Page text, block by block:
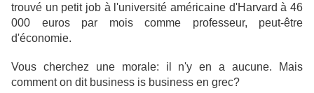
trouvé un petit job à l'université américaine d'Harvard à 46
000 euros par mois comme professeur, peut-être
d'économie.
Vous cherchez une morale: il n'y en a aucune. Mais
comment on dit business is business en grec?